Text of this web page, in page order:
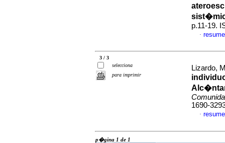
p.11-19.
·
3 / 3
selecciona
para imprimir
Lizardo,
1690-
·
p�gina 1 de 1